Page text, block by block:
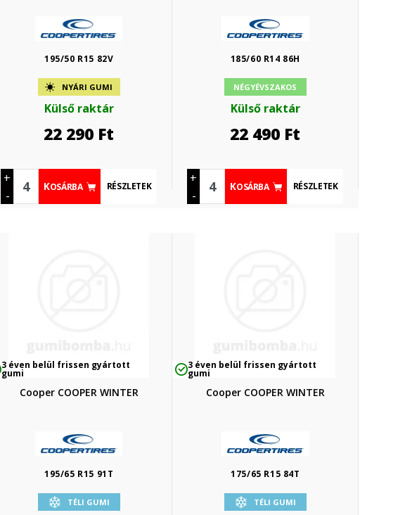
195/50 R15 82V
NYÁRI GUMI
Külső raktár
22 290 Ft
+
-
KOSÁRBA RÉSZLETEK
185/60 R14 86H
NÉGYÉVSZAKOS
Külső raktár
22 490 Ft
+
-
KOSÁRBA RÉSZLETEK
3 éven belül frissen gyártott
gumi
Cooper COOPER WINTER
195/65 R15 91T
TÉLI GUMI
3 éven belül frissen gyártott
gumi
Cooper COOPER WINTER
175/65 R15 84T
TÉLI GUMI